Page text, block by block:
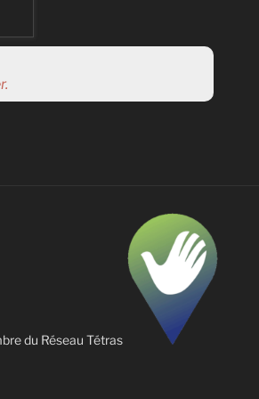
du Réseau Tétras